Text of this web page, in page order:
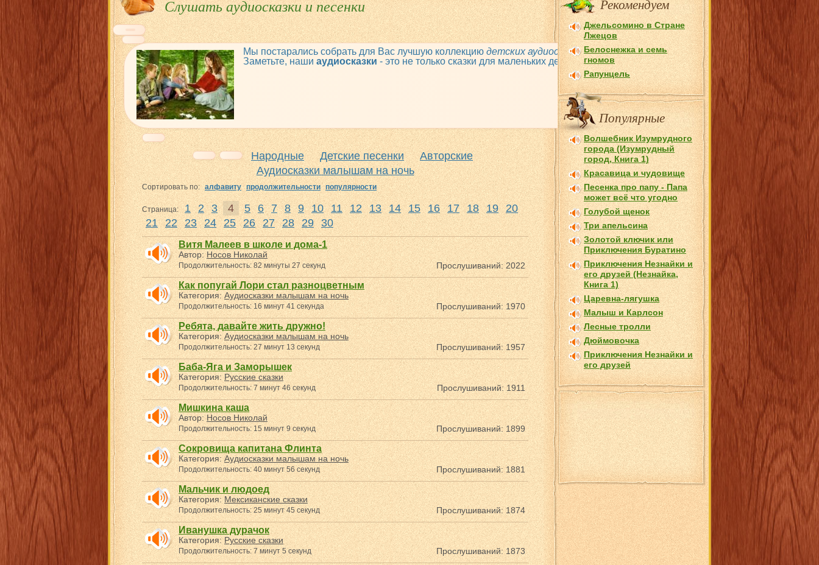
Рекомендуем
Джельсомино в Стране
Лжецов
Белоснежка и семь
гномов
Рапунцель
Популярные
Волшебник Изумрудного
города (Изумрудный
город, Книга 1)
Красавица и чудовище
Песенка про папу - Папа
может всё что угодно
Голубой щенок
Три апельсина
Золотой ключик или
Приключения Буратино
Приключения Незнайки и
его друзей (Незнайка,
Книга 1)
Царевна-лягушка
Малыш и Карлсон
Лесные тролли
Дюймовочка
Приключения Незнайки и
его друзей
Слушать аудиосказки и песенки
Мы постарались собрать для Вас лучшую коллекцию детских аудиосказоки песенок, которые Вы можете слушать онлайн или
Заметьте, наши аудиосказки - это не только сказки для маленьких детей, но так же и для взрослых! Потому что у нас
Народные Детские песенки
Авторские
Аудиосказки малышам на ночь
Сортировать по: алфавиту продолжительности популярности
Страница: 1 2 3 4 5 6 7 8 9 10 11 12 13 14 15 16 17 18 19 20
21 22 23 24 25 26 27 28 29 30
Витя Малеев в школе и дома-1
Автор:Носов Николай
Прослушиваний: 2022
Продолжительность: 82 минуты 27 секунд
Как попугай Лори стал разноцветным
Категория:Аудиосказки малышам на ночь
Прослушиваний: 1970
Продолжительность: 16 минут 41 секунда
Ребята, давайте жить дружно!
Категория:Аудиосказки малышам на ночь
Прослушиваний: 1957
Продолжительность: 27 минут 13 секунд
Баба-Яга и Заморышек
Категория:Русские сказки
Прослушиваний: 1911
Продолжительность: 7 минут 46 секунд
Мишкина каша
Автор:Носов Николай
Прослушиваний: 1899
Продолжительность: 15 минут 9 секунд
Сокровища капитана Флинта
Категория:Аудиосказки малышам на ночь
Прослушиваний: 1881
Продолжительность: 40 минут 56 секунд
Мальчик и людоед
Категория:Мексиканские сказки
Прослушиваний: 1874
Продолжительность: 25 минут 45 секунд
Иванушка дурачок
Категория:Русские сказки
Прослушиваний: 1873
Продолжительность: 7 минут 5 секунд